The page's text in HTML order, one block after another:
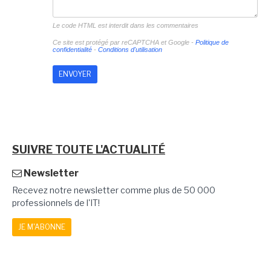
Le code HTML est interdit dans les commentaires
Ce site est protégé par reCAPTCHA et Google - Politique de
confidentialité- Conditions d'utilisation
SUIVRE TOUTE L'ACTUALITÉ
Newsletter
Recevez notre newsletter comme plus de 50 000
professionnels de l'IT!
JE M'ABONNE